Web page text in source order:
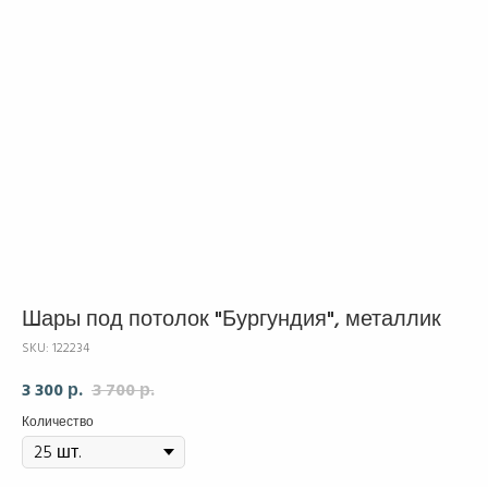
Шары под потолок "Бургундия", металлик
SKU: 122234
3 300 р. 3 700р.
Количество